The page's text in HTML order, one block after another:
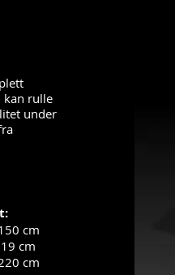
kan rulle
under
cm
cm
cm